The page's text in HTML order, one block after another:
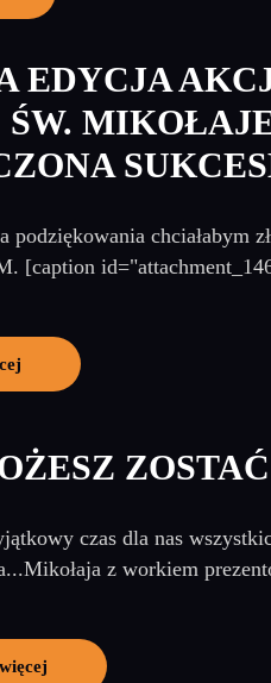
EDYCJA
ŚW.
podziękowania
[caption
czas dla nas
z workiem